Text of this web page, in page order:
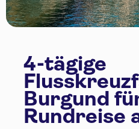
4-tägige
Burgund
Rundreise